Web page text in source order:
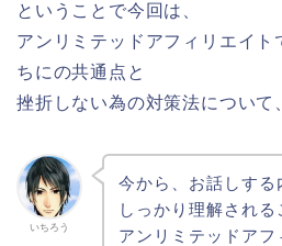
ということで今回は、
アンリミテッドアフィリエイト
ちにの共通点と
挫折しない為の対策法について
いちろう
今から、お話しする
しっかり理解され
アンリミテッドア